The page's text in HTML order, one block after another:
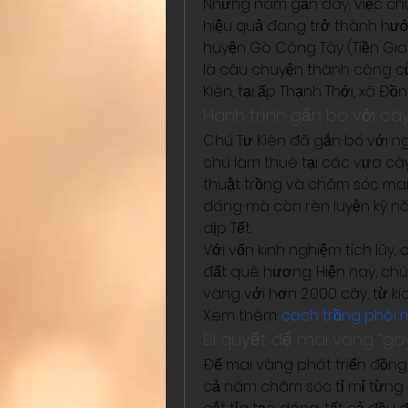
Những năm gần đây, việc
hiệu quả đang trở thành
huyện Gò Công Tây (Tiền
là câu chuyện thành công
Kiên, tại ấp Thạnh Thới, xã
Chú Tư Kiên đã gắn bó với
chú làm thuê tại các vựa
thuật trồng và chăm sóc
dáng mà còn rèn luyện kỹ
dịp Tết.
Với vốn kinh nghiệm tích
đất quê hương. Hiện nay,
vàng với hơn 2.000 cây, từ
Xem thêm: cách trồng phôi
Để mai vàng phát triển
cả năm chăm sóc tỉ mỉ từng